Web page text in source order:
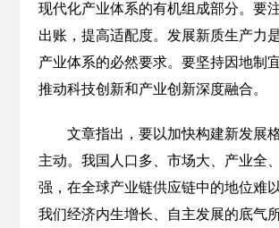
现代化产业体系的有机组成部分。要
出账，提高适配度。发展新质生产力
产业体系的必然要求。要坚持因地制
推动科技创新和产业创新深度融合。
文章指出，要以加快构建新发展
主动。我国人口多、市场大、产业全
强，在全球产业链供应链中的地位难
我们经济内生增长、自主发展的底气